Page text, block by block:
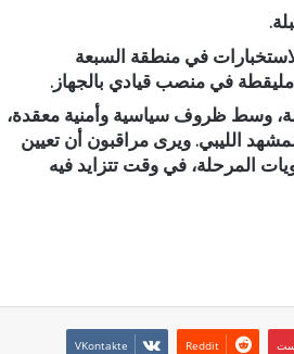
في منطقة السبعة
في منصب قيادي بالجهاز.
وسط ظروف سياسية وأمنية معقدة،
الليبي. ويرى مراقبون أن تعيين
المرحلة، في وقت تتزايد فيه